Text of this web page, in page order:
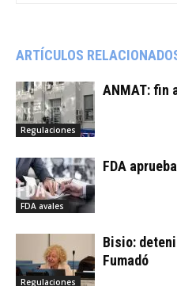
ARTÍCULOS
Regulaciones
ANMAT: fin
FDA avales
FDA
Regulaciones
Bisio:
Fumadó